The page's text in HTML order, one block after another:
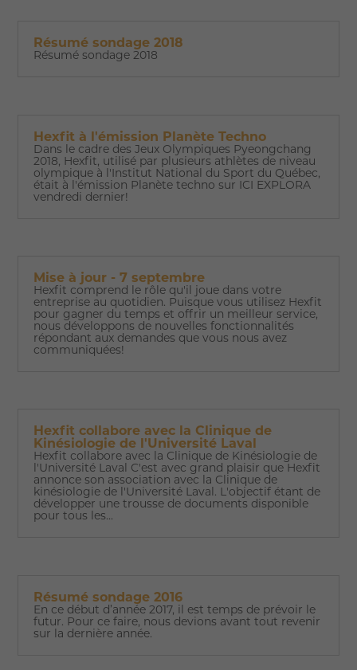
Résumé sondage 2018
Résumé sondage 2018
Hexfit à l'émission Planète Techno
Dans le cadre des Jeux Olympiques Pyeongchang
2018, Hexfit, utilisé par plusieurs athlètes de niveau
olympique à l'Institut National du Sport du Québec,
était à l'émission Planète techno sur ICI EXPLORA
vendredi dernier!
Mise à jour - 7 septembre
Hexfit comprend le rôle qu'il joue dans votre
entreprise au quotidien. Puisque vous utilisez Hexfit
pour gagner du temps et offrir un meilleur service,
nous développons de nouvelles fonctionnalités
répondant aux demandes que vous nous avez
communiquées!
Hexfit collabore avec la Clinique de
Kinésiologie de l'Université Laval
Hexfit collabore avec la Clinique de Kinésiologie de
l'Université Laval C'est avec grand plaisir que Hexfit
annonce son association avec la Clinique de
kinésiologie de l'Université Laval. L'objectif étant de
développer une trousse de documents disponible
pour tous les...
Résumé sondage 2016
En ce début d’année 2017, il est temps de prévoir le
futur. Pour ce faire, nous devions avant tout revenir
sur la dernière année.